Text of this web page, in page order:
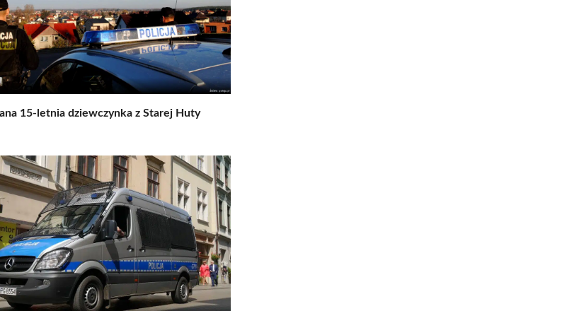
15-letnia dziewczynka z Starej Huty